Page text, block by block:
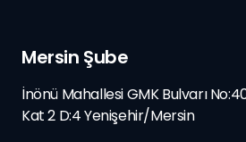
Mersin Şube
İnönü Mahallesi GMK Bulvarı
Kat 2 D:4 Yenişehir/Mersin